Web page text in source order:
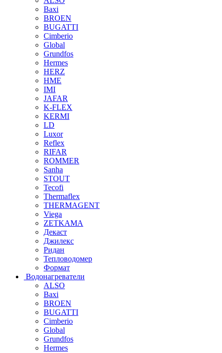
Baxi
BROEN
BUGATTI
Cimberio
Global
Grundfos
Hermes
HERZ
HME
IMI
JAFAR
K-FLEX
KERMI
LD
Luxor
Reflex
RIFAR
ROMMER
Sanha
STOUT
Tecofi
Thermaflex
THERMAGENT
Viega
ZETKAMA
Декаст
Джилекс
Ридан
Тепловодомер
Формат
Водонагреватели
ALSO
Baxi
BROEN
BUGATTI
Cimberio
Global
Grundfos
Hermes